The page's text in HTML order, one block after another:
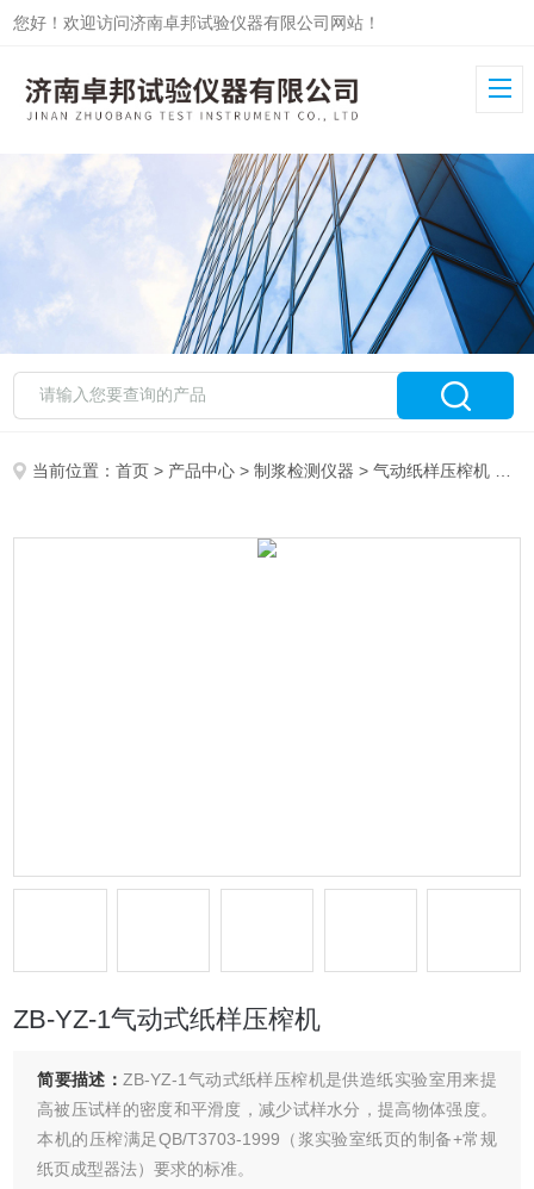
您好！欢迎访问济南卓邦试验仪器有限公司网站！
当前位置：首页 > 产品中心 >制浆检测仪器 >气动纸样压榨机
ZB-YZ-1气动式纸样压榨机
简要描述： ZB-YZ-1气动式纸样压榨机是供造纸实验室用来提
高被压试样的密度和平滑度，减少试样水分，提高物体强度。
本机的压榨满足QB/T3703-1999（浆实验室纸页的制备+常规
纸页成型器法）要求的标准。